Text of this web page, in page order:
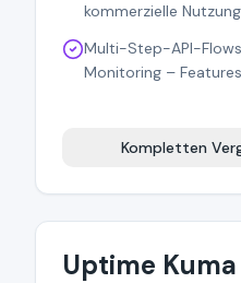
kommerzielle
Multi-Step-API-
Monitoring –
Kompletten
Uptime